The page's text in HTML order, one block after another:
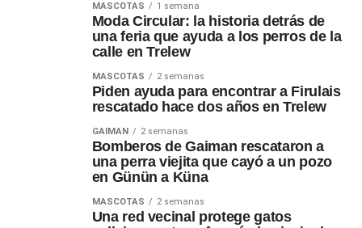
MASCOTAS 1 semana
Moda Circular: la historia detrás de
una feria que ayuda a los perros de la
calle en Trelew
MASCOTAS 2 semanas
Piden ayuda para encontrar a Firulais
rescatado hace dos años en Trelew
GAIMAN 2 semanas
Bomberos de Gaiman rescataron a
una perra viejita que cayó a un pozo
en Günün a Küna
MASCOTAS 2 semanas
Una red vecinal protege gatos